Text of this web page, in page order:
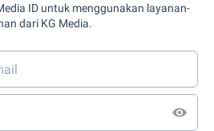
ID untuk menggunakan layanan-
dari KG Media.